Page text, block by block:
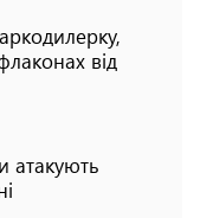
від
атакують